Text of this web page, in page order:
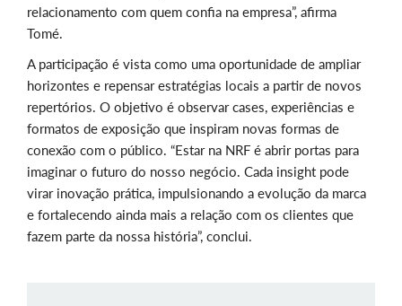
relacionamento com quem confia na empresa”, afirma
Tomé.
A participação é vista como uma oportunidade de ampliar
horizontes e repensar estratégias locais a partir de novos
repertórios. O objetivo é observar cases, experiências e
formatos de exposição que inspiram novas formas de
conexão com o público. “Estar na NRF é abrir portas para
imaginar o futuro do nosso negócio. Cada insight pode
virar inovação prática, impulsionando a evolução da marca
e fortalecendo ainda mais a relação com os clientes que
fazem parte da nossa história”, conclui.